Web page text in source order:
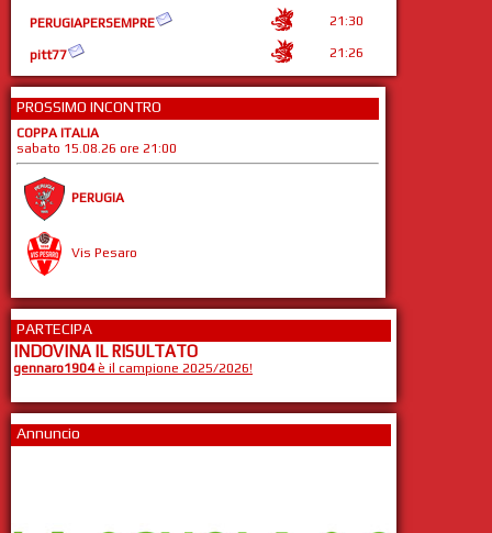
PERUGIAPERSEMPRE 21:30
pitt77 21:26
PROSSIMO INCONTRO
COPPA ITALIA
sabato 15.08.26 ore 21:00
PERUGIA
Vis Pesaro
PARTECIPA
INDOVINA IL RISULTATO
gennaro1904è il campione 2025/2026!
Annuncio